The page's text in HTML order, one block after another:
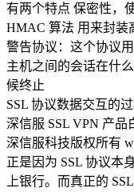
有两个特点 保密性，
HMAC 算法 用来封装
警告协议：这个协议
主机之间的会话在什
候终止
SSL 协议数据交互的过
深信服 SSL VPN 产
深信服科技版权所有
正是因为 SSL 协议本
上银行。而真正的 SSL